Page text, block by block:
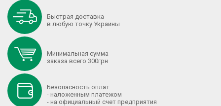
Быстрая доставка
в любую точку Украины
Минимальная сумма
заказа всего 300грн
Безопасность оплат
- наложенным платежом
- на официальный счет предприятия